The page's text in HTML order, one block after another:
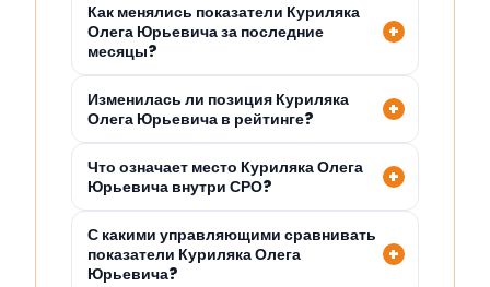
Как менялись показатели Куриляка
Олега Юрьевича за последние
месяцы?
Изменилась ли позиция Куриляка
Олега Юрьевича в рейтинге?
Что означает место Куриляка Олега
Юрьевича внутри СРО?
С какими управляющими сравнивать
показатели Куриляка Олега
Юрьевича?